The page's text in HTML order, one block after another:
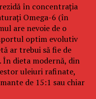
în concentrația
Omega-6 (în
are nevoie de o
optim evolutiv
ar trebui să fie de
În dieta modernă, din
uleiuri rafinate,
de 15:1 sau chiar